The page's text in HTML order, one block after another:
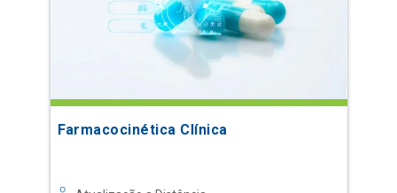
Farmacocinética Clínica